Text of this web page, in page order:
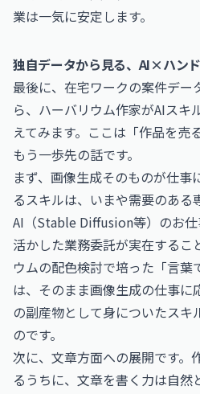
業は一気に安定します。
独自データから見る、AI×ハン
最後に、在宅ワークの案件デー
ら、ハーバリウム作家がAIスキ
えてみます。ここは「作品を売
もう一歩先の話です。
まず、画像生成そのものが仕事
るスキルは、いまや需要のある
AI（Stable Diffusion等）のお
活かした業務委託が実在するこ
ウムの配色検討で培った「言葉
は、そのまま画像生成の仕事に
の副産物として身についたスキ
のです。
次に、文章方面への展開です。
るうちに、文章を書く力は自然